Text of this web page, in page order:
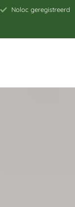
Noloc geregistreerd